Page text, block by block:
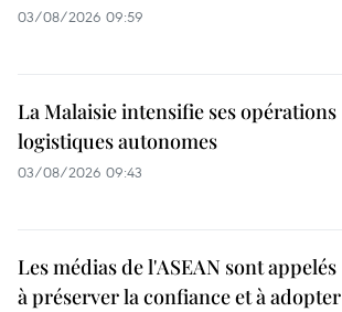
03/08/2026 09:59
La Malaisie intensifie ses opérations
logistiques autonomes
03/08/2026 09:43
Les médias de l'ASEAN sont appelés
à préserver la confiance et à adopter